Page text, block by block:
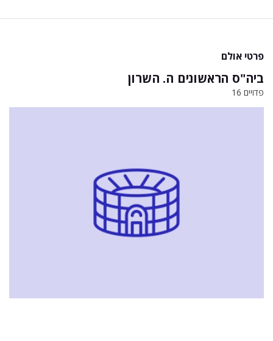
פרטי אולם
ביה"ס הראשונים ה. השרון
פדויים 16